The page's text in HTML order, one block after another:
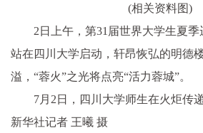
(相关资料图)
2日上午，第31届世界大学生夏
站在四川大学启动，轩昂恢弘的明德
溢，“蓉火”之光将点亮“活力蓉城”。
7月2日，四川大学师生在火炬传
新华社记者 王曦 摄